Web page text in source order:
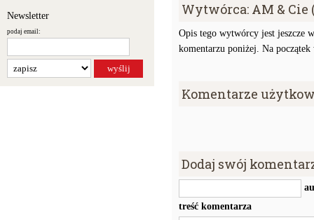
Newsletter
podaj email:
Wytwórca: AM & Cie
Opis tego wytwórcy jest jeszcze
komentarzu poniżej. Na
Komentarze
Dodaj swój
treść komentarza